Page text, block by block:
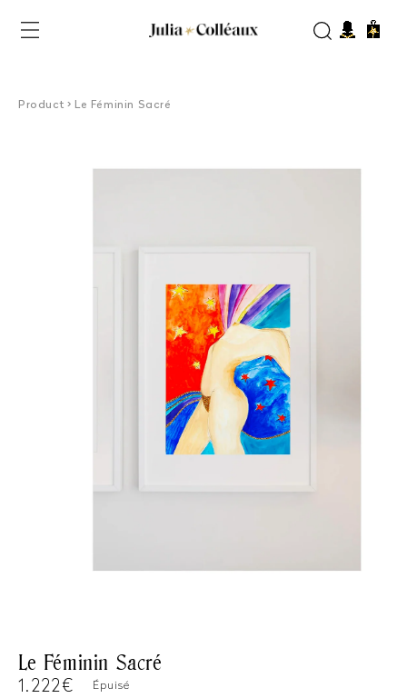
passer
au
Panier
Product > Le Féminin Sacré
Le Féminin Sacré
Prix
1.222€ Épuisé